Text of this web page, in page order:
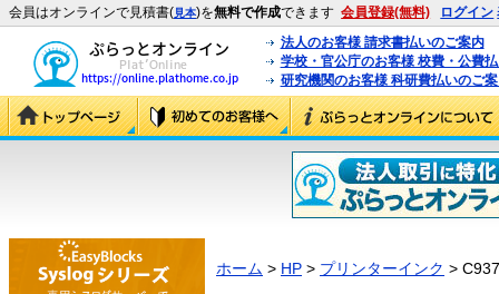
会員はオンラインで見積書(見本)を無料で作成できます 会員登録(無料) ログイン
法人のお客様 請求書払いのご案内
学校・官公庁のお客様 校費・公費
研究機関のお客様 科研費払いのご
ホーム > HP > プリンターインク >